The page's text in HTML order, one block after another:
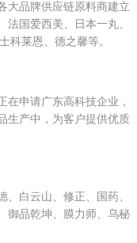
大品牌供应链原料商建立
国爱西美、日本一丸、
士科莱恩、德之馨等。
在申请广东高科技企业，
生产中，为客户提供优质
白云山、修正、国药、
御品乾坤、膜力师、乌秘